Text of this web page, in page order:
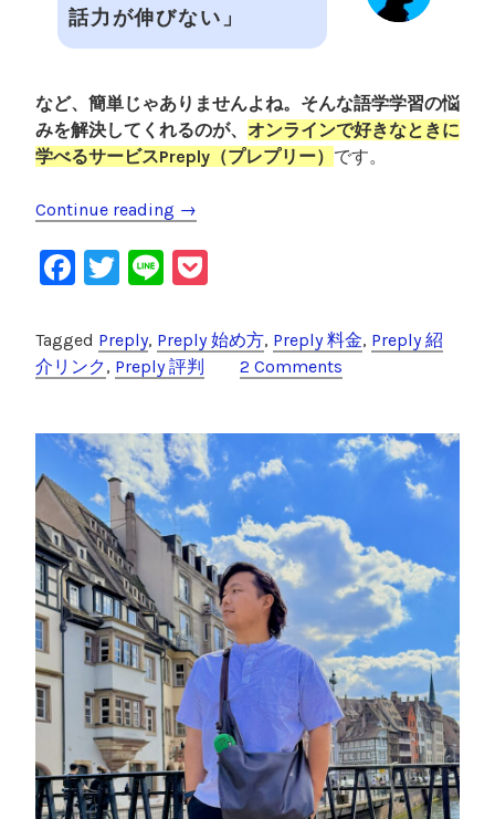
話力が伸びない」
など、簡単じゃありませんよね。そんな語学学習の悩
みを解決してくれるのが、 オンラインで好きなときに
学べるサービスPreply（プレプリー） です。
Continue reading “
r
e
l
y
し
い
？
判
・
口
コ
ミ
を
利
用
者
が
→
F
c
e
o
k
T
tt
er
Li
e
c
Tagged Preply, Preply 始め方, Preply 料金, Preply 紹
介リンク, Preply 評判 2 Comments